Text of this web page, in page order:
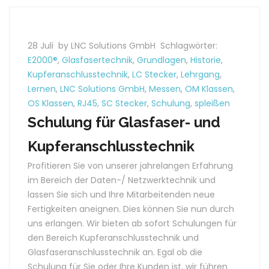
28 Juli by LNC Solutions GmbH Schlagwörter:
E2000®, Glasfasertechnik, Grundlagen, Historie,
Kupferanschlusstechnik, LC Stecker, Lehrgang,
Lernen, LNC Solutions GmbH, Messen, OM Klassen,
OS Klassen, RJ45, SC Stecker, Schulung, spleißen
Schulung für Glasfaser- und
Kupferanschlusstechnik
Profitieren Sie von unserer jahrelangen Erfahrung
im Bereich der Daten-/ Netzwerktechnik und
lassen Sie sich und Ihre Mitarbeitenden neue
Fertigkeiten aneignen. Dies können Sie nun durch
uns erlangen. Wir bieten ab sofort Schulungen für
den Bereich Kupferanschlusstechnik und
Glasfaseranschlusstechnik an. Egal ob die